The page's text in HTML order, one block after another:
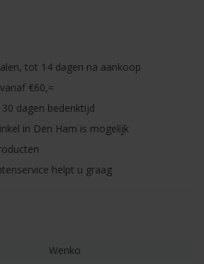
tot 14 dagen na aankoop
€60,=
dagen bedenktijd
in Den Ham is mogelijk
helpt u graag
Wenko